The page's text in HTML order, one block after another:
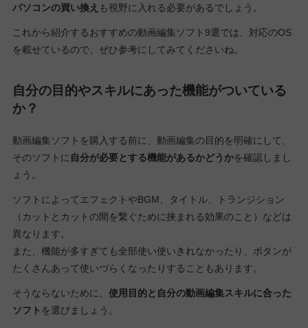
パソコンの買い換え も視野に入れる必要があるでしょう。
これから紹介するおすすめの動画編集ソフト9選では、対応のOS
を載せているので、ぜひ参考にしてみてくださいね。
自分の目的やスキルにあった機能がついている
か？
動画編集ソフトを購入する前に、動画編集の目的を明確にして、
そのソフトに 自分が必要とする機能があるかどうかを確認しまし
ょう。
ソフトによってエフェクトやBGM、タイトル、トランジション
（カットとカットの間を繋ぐために挟まれる効果のこと）などは
異なります。
また、機能が多すぎても全部使い使いきれなかったり、ボタンが
たくさんあって使いづらくなったりすることもあります。
そうならないために、 使用目的と自分の動画編集スキルに合った
ソフト を選びましょう。